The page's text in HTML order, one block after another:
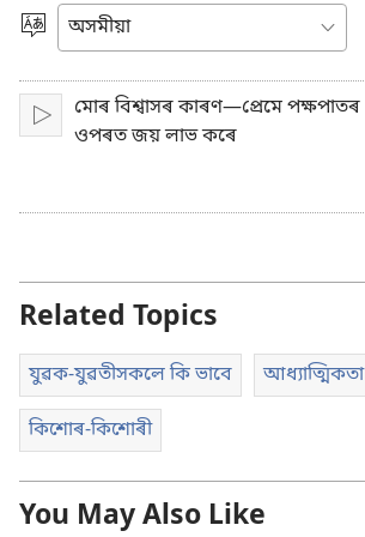
video
Choose
Language
Play
মোৰ বিশ্বাসৰ কাৰণ—প্ৰেমে পক্ষপাতৰ
ওপৰত জয় লাভ কৰে
Related Topics
যুৱক-যুৱতীসকলে কি ভাবে আধ্যাত্মিকতা
কিশোৰ-কিশোৰী
You May Also Like